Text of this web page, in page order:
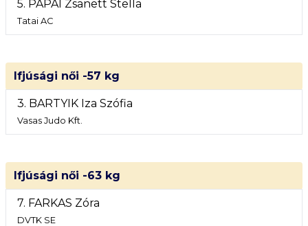
5. PÁPAI Zsanett Stella
Tatai AC
Ifjúsági női -57 kg
3. BARTYIK Iza Szófia
Vasas Judo Kft.
Ifjúsági női -63 kg
7. FARKAS Zóra
DVTK SE